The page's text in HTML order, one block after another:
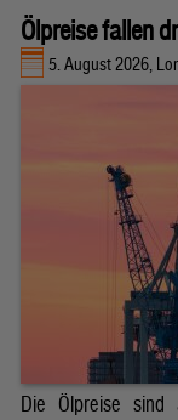
Ölpreise fallen
5. August 2026,
Die Ölpreise